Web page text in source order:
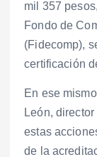
mil 357
Fondo de
(Fidecomp),
certificación
En ese
León,
estas
de la